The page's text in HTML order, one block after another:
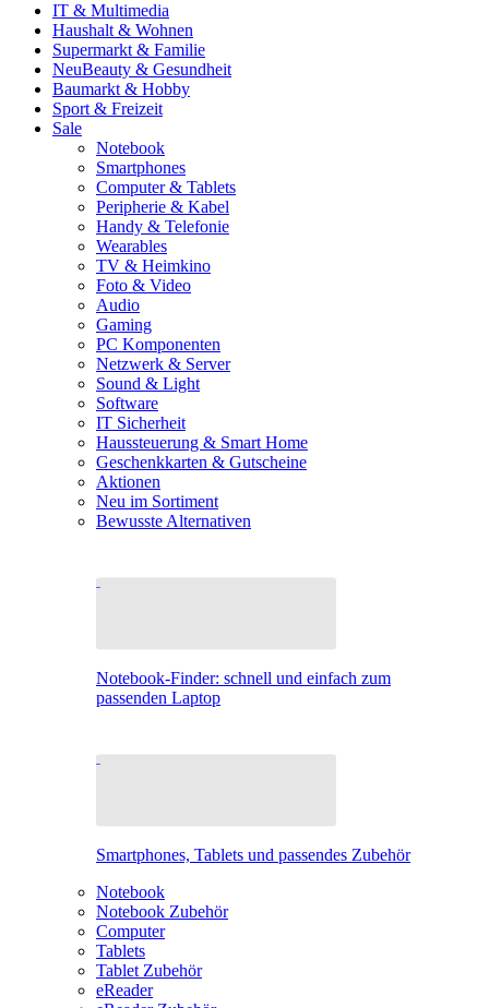
IT & Multimedia
Haushalt & Wohnen
Supermarkt & Familie
NeuBeauty & Gesundheit
Baumarkt & Hobby
Sport & Freizeit
Sale
Notebook
Smartphones
Computer & Tablets
Peripherie & Kabel
Handy & Telefonie
Wearables
TV & Heimkino
Foto & Video
Audio
Gaming
PC Komponenten
Netzwerk & Server
Sound & Light
Software
IT Sicherheit
Haussteuerung & Smart Home
Geschenkkarten & Gutscheine
Aktionen
Neu im Sortiment
Bewusste Alternativen
Notebook-Finder: schnell und einfach zum
passenden Laptop
Smartphones, Tablets und passendes Zubehör
Notebook
Notebook Zubehör
Computer
Tablets
Tablet Zubehör
eReader